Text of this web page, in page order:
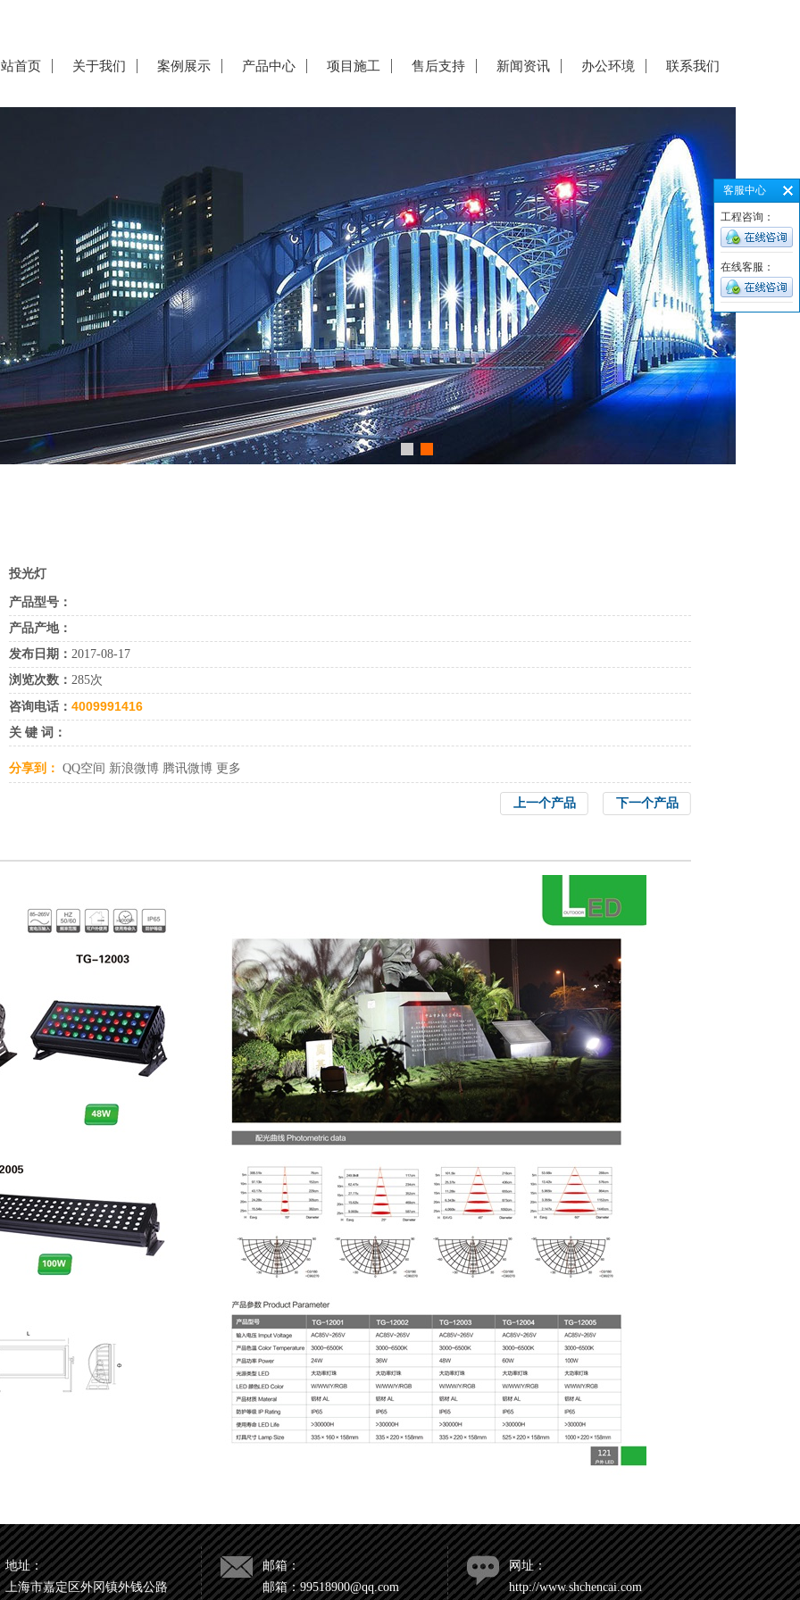
首页 关于我们 案例展示 产品中心 项目施工 售后支持 新闻资讯 办公环境 联系我们
投光灯
产品型号：
产品产地：
发布日期： 2017-08-17
浏览次数： 285次
咨询电话： 4009991416
关 键 词：
分享到： QQ空间 新浪微博 腾讯微博 更多
下一个产品
上一个产品
地址：
上海市嘉定区外冈镇外钱公路
邮箱：
邮箱：99518900@qq.com
网址：
http://www.shchencai.com
客服中心
工程咨询：
在线客服：